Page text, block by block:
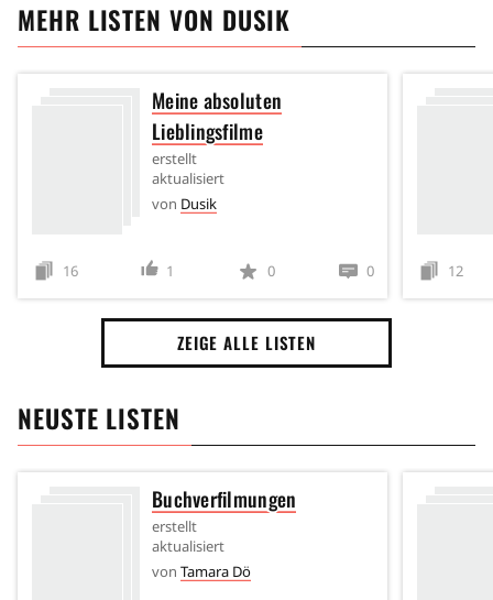
MEHR LISTEN VON DUSIK
Meine absoluten
Lieblingsfilme
erstellt
aktualisiert
von Dusik
16 1 0 0 12
ZEIGE ALLE LISTEN
NEUSTE LISTEN
Buchverfilmungen
erstellt
aktualisiert
von Tamara Dö